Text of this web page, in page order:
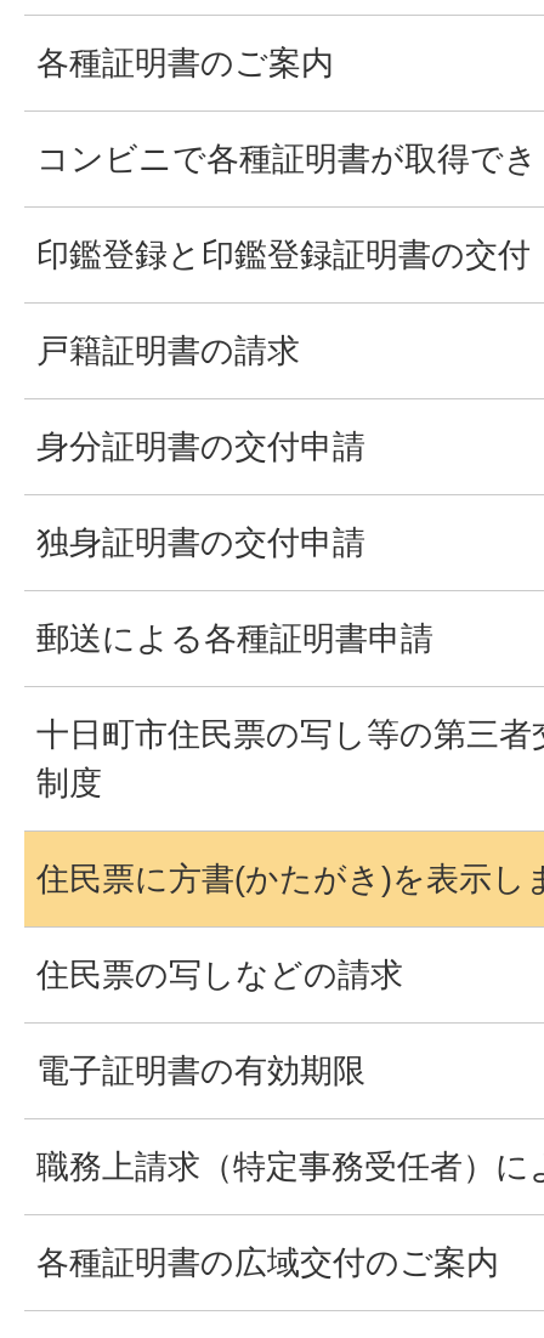
各種証明書のご案内
コンビニで各種証明書が取得で
印鑑登録と印鑑登録証明書の交付
戸籍証明書の請求
身分証明書の交付申請
独身証明書の交付申請
郵送による各種証明書申請
十日町市住民票の写し等の第三
制度
住民票に方書(かたがき)を表示し
住民票の写しなどの請求
電子証明書の有効期限
職務上請求（特定事務受任者）
各種証明書の広域交付のご案内